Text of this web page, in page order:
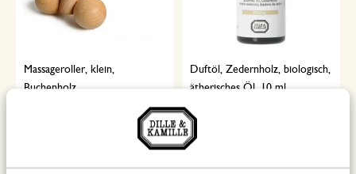
Massageroller, klein,
Buchenholz
inkl. MwSt zzgl. Versandkosten
Duftöl, Zedernholz, biologisch,
ätherisches Öl, 10 ml
7,95
inkl. MwSt zzgl. Versandkosten